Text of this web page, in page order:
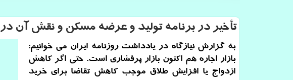
تأخیر در برنامه تولید و عرضه مسكن و نقش آن
به گزارش نیازگاه در یادداشت روزنامه ایران می خوانیم:
بازار اجاره هم اکنون بازار پرفشاری است. حتی اگر کاهش
ازدواج یا افزایش طلاق موجب کاهش تقاضا برای خرید